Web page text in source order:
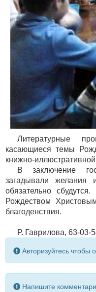
Литературные
касающиеся темы
книжно-
В заключение
загадывали
обязательно
Рождеством
благоденствия.
Р. Гаврилова, 63-03-
Авторизуйтесь чтобы
Напишите